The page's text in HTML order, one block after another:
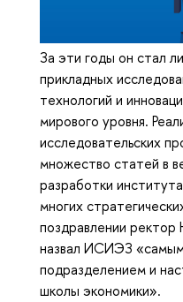
За эти годы он стал
прикладных
технологий и
мирового уровня.
исследовательских
множество статей в
разработки
многих
поздравлении
назвал ИСИЭЗ
подразделением и
школы экономики».